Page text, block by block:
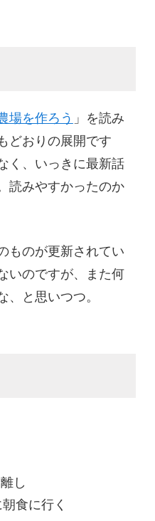
場を作ろう 」を読み
どおりの展開です
く、いっきに最新話
読みやすかったのか
ものが更新されてい
いのですが、また何
、と思いつつ。
し
食に行く